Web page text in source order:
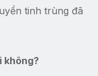
tinh trùng đã
không?